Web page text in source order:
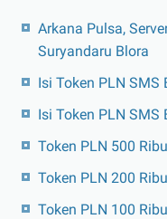
Arkana Pulsa,
Suryandaru Blora
Isi Token PLN SMS
Isi Token PLN SMS
Token PLN 500
Token PLN 200
Token PLN 100